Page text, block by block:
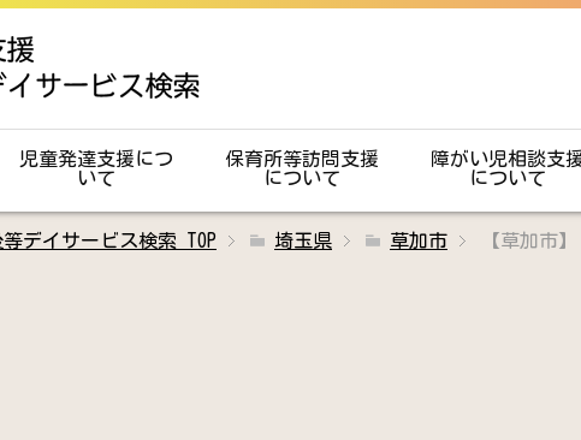
児童発達支援につ
いて
保育所等訪問支援
について
障がい児相談支
について
デイサービス検索 TOP 埼玉県 草加市 【草加市